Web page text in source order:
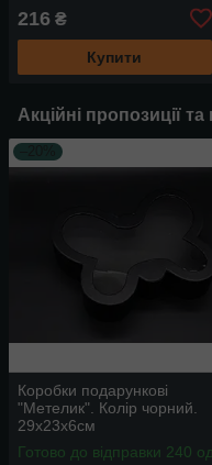
216 ₴
Купити
Акційні пропозиції
Коробки подарункові
"Метелик". Колір чорний.
29х23х6см
Готово до відправки 240 од.